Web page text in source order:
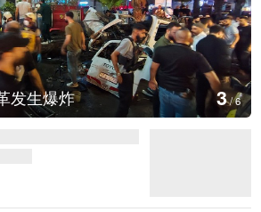
图集
云南弥勒：欢庆火把节 4/6